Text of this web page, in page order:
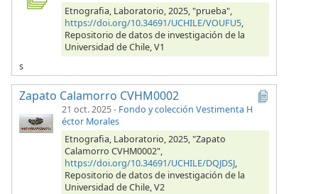
Etnografia, Laboratorio, 2025, "prueba",
https://doi.org/10.34691/UCHILE/VOUFU5,
Repositorio de datos de investigación de la
Universidad de Chile, V1
s
Zapato Calamorro CVHM0002
21 oct. 2025- Fondo y colección Vestimenta H
éctor Morales
Etnografia, Laboratorio, 2025, "Zapato
Calamorro CVHM0002",
https://doi.org/10.34691/UCHILE/DQJDSJ,
Repositorio de datos de investigación de la
Universidad de Chile, V2